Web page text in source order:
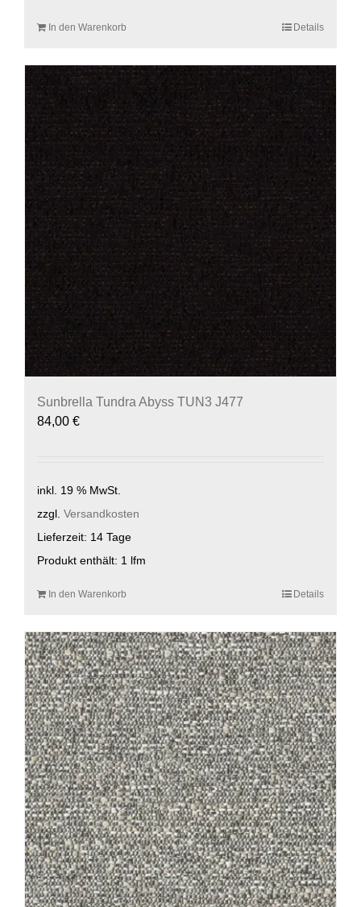
In den Warenkorb Details
Sunbrella Tundra Abyss TUN3 J477
84,00 €
inkl. 19 % MwSt.
zzgl. Versandkosten
Lieferzeit: 14 Tage
Produkt enthält: 1 lfm
In den Warenkorb Details